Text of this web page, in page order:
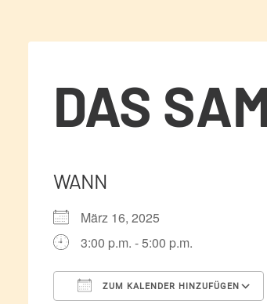
DAS
WANN
März 16, 2025
3:00 p.m. - 5:00 p.m.
ZUM KALENDER HINZUFÜGEN